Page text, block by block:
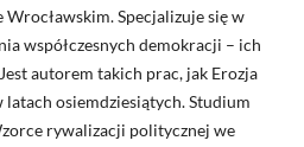
Specjalizuje się w
współczesnych demokracji – ich
autorem takich prac, jak Erozja
latach osiemdziesiątych. Studium
rywalizacji politycznej we